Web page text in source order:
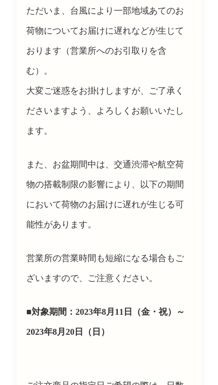
ただいま、台風により一部地域あてのお
荷物についてお届けに遅れなどが生じて
おります（営業所へのお引取りを含
む）。
大変ご迷惑をお掛けしますが、ご了承く
ださいますよう、よろしくお願いいたし
ます。
また、お盆期間中は、交通渋滞や航空荷
物の搭載制限の影響により、以下の期間
において荷物のお届けに遅れが生じる可
能性があります。
営業所の営業時間も短縮になる場合もご
ざいますので、ご注意ください。
■対象期間：2023年8月11日（金・祝）～
2023年8月20日（日）